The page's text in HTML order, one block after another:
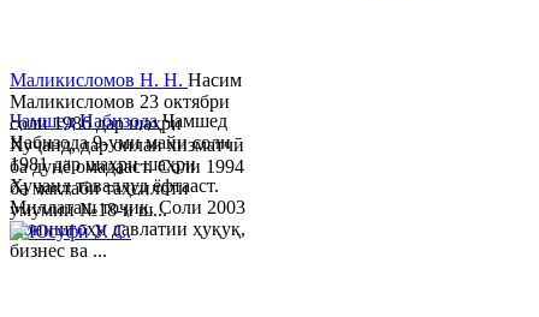
Ҷамшед НабизодаҶамшед
Набизода 9-уми майи соли
1981 дар шаҳри шаҳри
Хуҷанд таваллуд ёфтааст.
Миллаташ тоҷик. Соли 2003
Донишгоҳи давлатии ҳуқуқ,
бизнес ва ...
Маликисломов Н. Н. Насим
Маликисломов 23 октябри
соли 1986 дар шаҳри
Хуҷанд, дар оилаи хизматчӣ
ба дунё омадааст. Соли 1994
ба мактаби таҳсилоти
умумии №18-и ш...